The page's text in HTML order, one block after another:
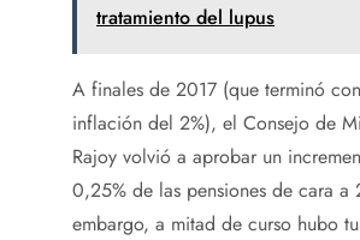
tratamiento del lupus
A finales de 2017 (que terminó
inflación del 2%), el Consejo de
Rajoy volvió a aprobar un
0,25% de las pensiones de cara a
embargo, a mitad de curso hubo